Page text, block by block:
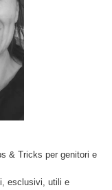
& Tricks per genitori e
esclusivi, utili e